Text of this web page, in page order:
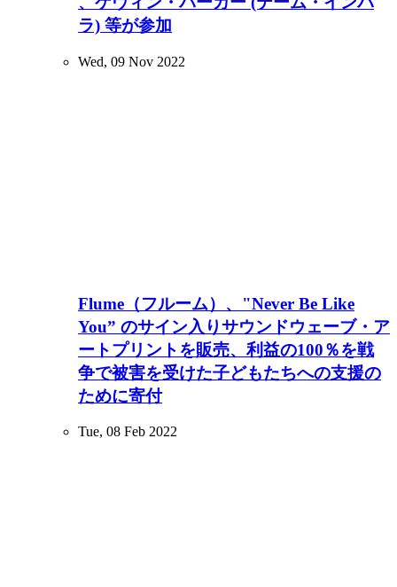
ラ) 等が参加
Wed, 09 Nov 2022
Flume（フルーム）、"Never Be Like
You” のサイン入りサウンドウェーブ・ア
ートプリントを販売、利益の100％を戦
争で被害を受けた子どもたちへの支援の
ために寄付
Tue, 08 Feb 2022